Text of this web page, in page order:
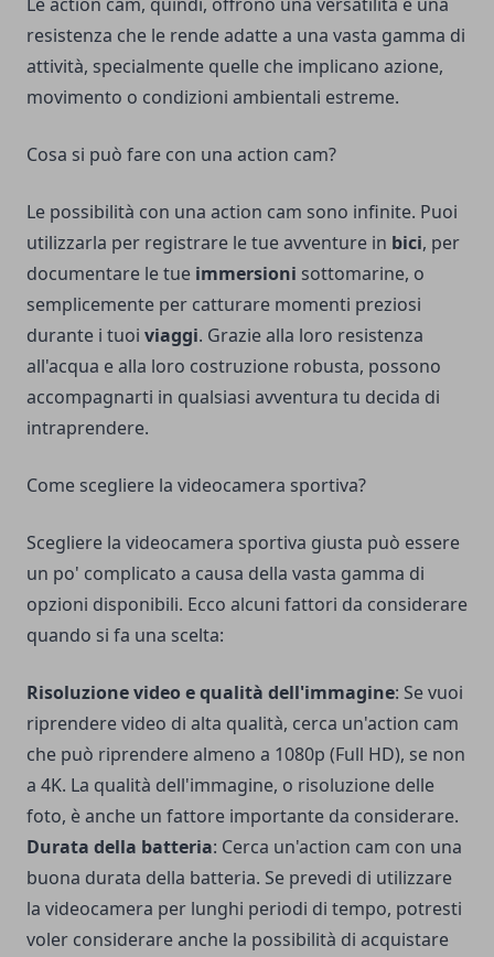
resistenza che le rende adatte a una vasta gamma di
attività, specialmente quelle che implicano azione,
movimento o condizioni ambientali estreme.
Cosa si può fare con una action cam?
Le possibilità con una action cam sono infinite. Puoi
utilizzarla per registrare le tue avventure in bici, per
documentare le tue immersioni sottomarine, o
semplicemente per catturare momenti preziosi
durante i tuoi viaggi. Grazie alla loro resistenza
all'acqua e alla loro costruzione robusta, possono
accompagnarti in qualsiasi avventura tu decida di
intraprendere.
Come scegliere la videocamera sportiva?
Scegliere la videocamera sportiva giusta può essere
un po' complicato a causa della vasta gamma di
opzioni disponibili. Ecco alcuni fattori da considerare
quando si fa una scelta:
Risoluzione video e qualità dell'immagine: Se vuoi
riprendere video di alta qualità, cerca un'action cam
che può riprendere almeno a 1080p (Full HD), se non
a 4K. La qualità dell'immagine, o risoluzione delle
foto, è anche un fattore importante da considerare.
Durata della batteria: Cerca un'action cam con una
buona durata della batteria. Se prevedi di utilizzare
la videocamera per lunghi periodi di tempo, potresti
voler considerare anche la possibilità di acquistare